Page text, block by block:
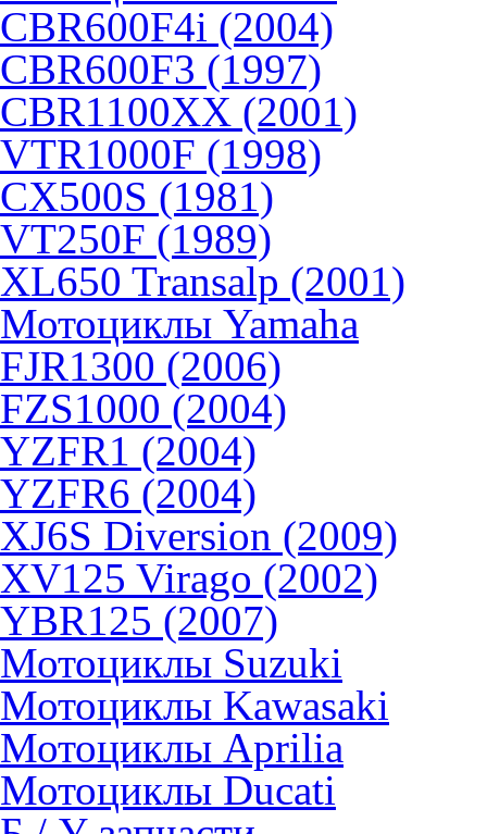
CBR600F4i (2004)
CBR600F3 (1997)
CBR1100XX (2001)
VTR1000F (1998)
CX500S (1981)
VT250F (1989)
XL650 Transalp (2001)
Мотоциклы Yamaha
FJR1300 (2006)
FZS1000 (2004)
YZFR1 (2004)
YZFR6 (2004)
XJ6S Diversion (2009)
XV125 Virago (2002)
YBR125 (2007)
Мотоциклы Suzuki
Мотоциклы Kawasaki
Мотоциклы Aprilia
Мотоциклы Ducati